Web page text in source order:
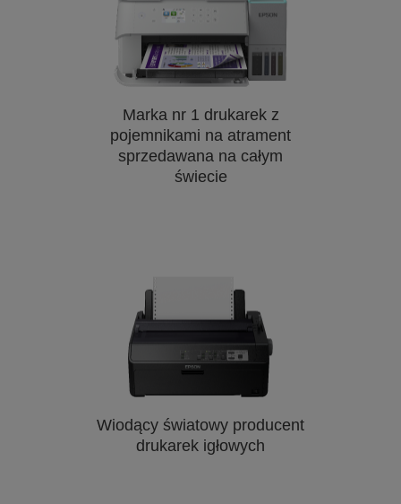
Marka nr 1 drukarek z
pojemnikami na atrament
sprzedawana na całym
świecie
Wiodący światowy producent
drukarek igłowych